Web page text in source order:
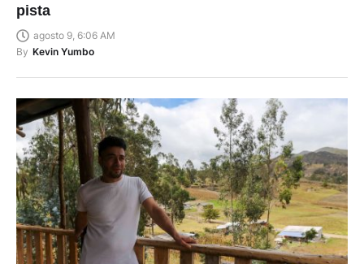
pista
agosto 9, 6:06 AM
By Kevin Yumbo